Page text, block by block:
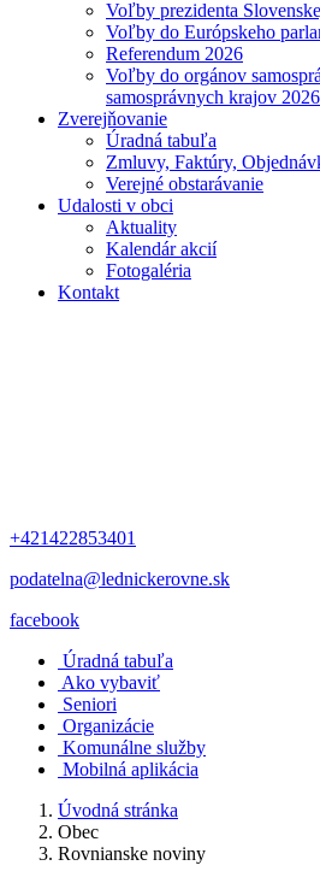
Voľby prezidenta
Voľby do Európskeho
Referendum 2026
Voľby do orgánov
samosprávnych krajov 2026
Zverejňovanie
Úradná tabuľa
Zmluvy, Faktúry,
Verejné obstarávanie
Udalosti v obci
Aktuality
Kalendár akcií
Fotogaléria
Kontakt
+421422853401
podatelna@lednickerovne.sk
facebook
Úradná tabuľa
Ako vybaviť
Seniori
Organizácie
Komunálne služby
Mobilná aplikácia
Úvodná stránka
Obec
Rovnianske noviny